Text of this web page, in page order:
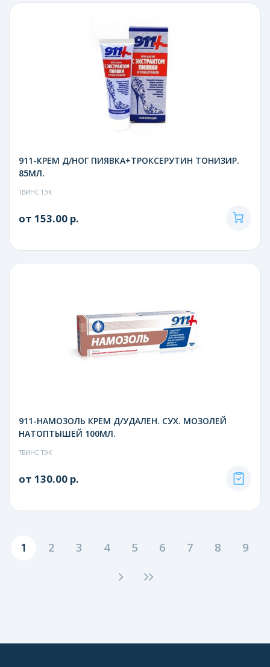
911-КРЕМ Д/НОГ ПИЯВКА+ТРОКСЕРУТИН ТОНИЗИР.
85МЛ.
ТВИНС ТЭК
от 153.00 р.
911-НАМОЗОЛЬ КРЕМ Д/УДАЛЕН. СУХ. МОЗОЛЕЙ
НАТОПТЫШЕЙ 100МЛ.
ТВИНС ТЭК
от 130.00 р.
1 2 3 4 5 6 7 8 9